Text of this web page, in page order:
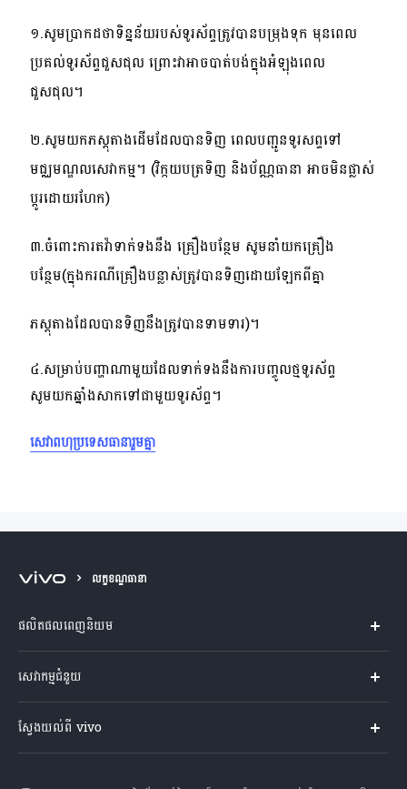
១.សូមប្រាកដថាទិន្នន័យរបស់ទូរស័ព្ទត្រូវបានបម្រុងទុក មុនពេល
ប្រគល់ទូរស័ព្ទជួសជុល ព្រោះវាអាចបាត់បង់ក្នុងអំឡុងពេល
ជួសជុល។
២.សូមយកភស្តុតាងដើមដែលបានទិញ ពេលបញ្ជូនទូរសព្ទទៅ
មជ្ឈមណ្ឌលសេវាកម្ម។ (វិក្កយបត្រទិញ និងប័ណ្ណធានា អាចមិនផ្លាស់
ប្តូរដោយរហែក)
៣.ចំពោះការតវ៉ាទាក់ទងនឹង គ្រឿងបន្ថែម សូមនាំយកគ្រឿង
បន្ថែម(ក្នុងករណីគ្រឿងបន្លាស់ត្រូវបានទិញដោយឡែកពីគ្នា
ភស្តុតាងដែលបានទិញនឹងត្រូវបានទាមទារ)។
៤.សម្រាប់បញ្ហាណាមួយដែលទាក់ទងនឹងការបញ្ចូលថ្មទូរស័ព្ទ
សូមយកឆ្នាំងសាកទៅជាមួយទូរស័ព្ទ។
សេវាពហុប្រទេសធានារួមគ្នា
លក្ខខណ្ឌធានា
ផលិតផលពេញនិយម
V60 Lite
V60 5G
សេវាកម្មជំនួយ
មជ្ឈមណ្ឌល​សេវាកម្ម
ស្វែងយល់ពី vivo